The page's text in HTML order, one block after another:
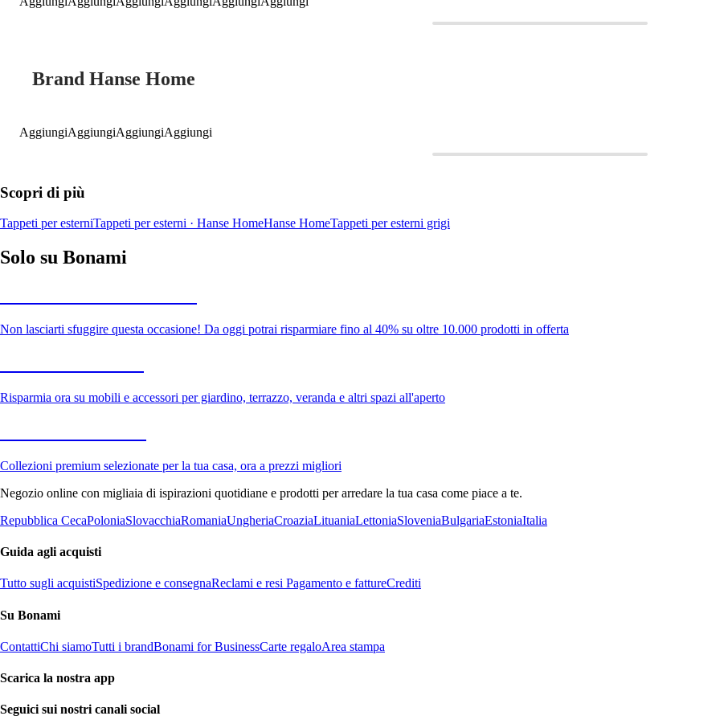
Brand Hanse Home
AggiungiAggiungiAggiungiAggiungi
Scopri di più
Tappeti per esterniTappeti per esterni · Hanse HomeHanse HomeTappeti per esterni grigi
Solo su Bonami
Non lasciarti sfuggire questa occasione! Da oggi potrai risparmiare fino al 40% su oltre 10.000 prodotti in offerta
Risparmia ora su mobili e accessori per giardino, terrazzo, veranda e altri spazi all'aperto
Collezioni premium selezionate per la tua casa, ora a prezzi migliori
Negozio online con migliaia di ispirazioni quotidiane e prodotti per arredare la tua casa come piace a te.
Repubblica CecaPoloniaSlovacchiaRomaniaUngheriaCroaziaLituaniaLettoniaSloveniaBulgariaEstoniaItalia
Guida agli acquisti
Tutto sugli acquistiSpedizione e consegnaReclami e resi Pagamento e fattureCrediti
Su Bonami
ContattiChi siamoTutti i brandBonami for BusinessCarte regaloArea stampa
Scarica la nostra app
Seguici sui nostri canali social